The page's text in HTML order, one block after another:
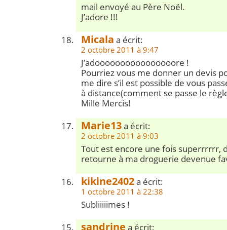
mail envoyé au Père Noël.
J’adore !!!
Micala a écrit:
2 octobre 2011 à 9:47
J’adoooooooooooooooore !
Pourriez vous me donner un devis
me dire s’il est possible de vous
à distance(comment se passe le
Mille Mercis!
Marie13a écrit:
2 octobre 2011 à 9:03
Tout est encore une fois superrrrrr,
retourne à ma droguerie devenue
kikine2402a écrit:
1 octobre 2011 à 22:38
Subliiiiimes !
sandrine a écrit: